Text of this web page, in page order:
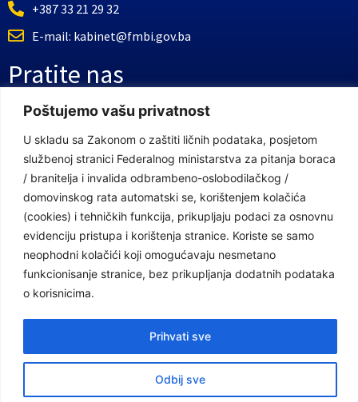
Poštujemo vašu privatnost
U skladu sa Zakonom o zaštiti ličnih podataka, posjetom
službenoj stranici Federalnog ministarstva za pitanja boraca
/ branitelja i invalida odbrambeno-oslobodilačkog /
domovinskog rata automatski se, korištenjem kolačića
(cookies) i tehničkih funkcija, prikupljaju podaci za osnovnu
evidenciju pristupa i korištenja stranice. Koriste se samo
neophodni kolačići koji omogućavaju nesmetano
funkcionisanje stranice, bez prikupljanja dodatnih podataka
o korisnicima.
Odbij sve
Prihvati sve
+387 33 21 29 32
E-mail: kabinet@fmbi.gov.ba
Pratite nas
Youtube Kanal
Linkovi
Vlada Federacije Bosne i Hercegovine
Federalno ministarstvo finansija
Federalni zavod za penzijsko i invalidsko osiguranje
Federalno ministarstvo rada i socijalne politike
Federalno ministarstvo za pitanja boraca /branitelja i invalida
odbrambeno-oslobodilačkog / domovinskog rata